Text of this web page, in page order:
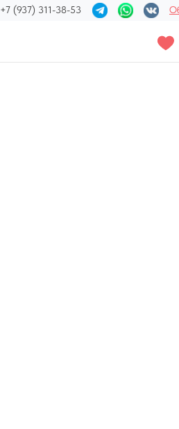
+7 (937) 311-38-53